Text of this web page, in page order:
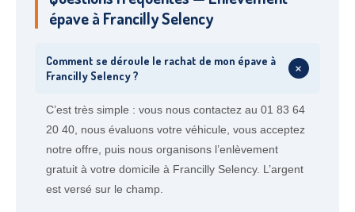
épave à Francilly Selency
Comment se déroule le rachat de mon épave à
Francilly Selency ?
+
C’est très simple : vous nous contactez au 01 83 64
20 40, nous évaluons votre véhicule, vous acceptez
notre offre, puis nous organisons l’enlèvement
gratuit à votre domicile à Francilly Selency. L’argent
est versé sur le champ.